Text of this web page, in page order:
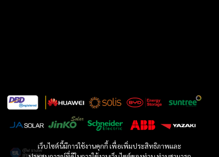
เว็บไซต์นี้มีการใช้งานคุกกี้ เพื่อเพิ่มประสิทธิภาพและ